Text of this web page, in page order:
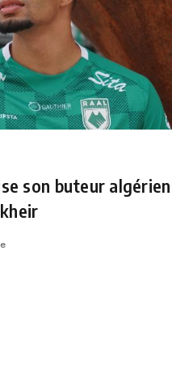
son buteur algérien